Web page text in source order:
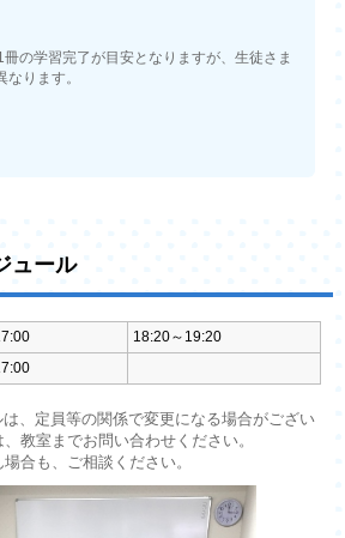
の学習完了が目安となりますが、生徒さま
ります。
ュール
18:20～19:20
、定員等の関係で変更になる場合がござい
教室までお問い合わせください。
合も、ご相談ください。